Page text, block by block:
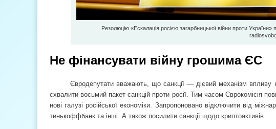
Резолюцію «Ескалація росією загарбницької війни проти
Не фінансувати війну грошима ЄС
Євродепутати вважають, що санкції — дієвий механізм впливу
схвалити восьмий пакет санкцій проти росії. Тим часом Єврокомісія
нові галузі російської економіки. Запропоновано відключити від
тинькоффбанк та інші. А також посилити санкції щодо криптоактивів.